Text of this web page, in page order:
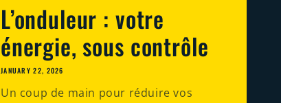
L’onduleur : votre
énergie, sous contrôle
JANUARY 22, 2026
Un coup de main pour réduire vos